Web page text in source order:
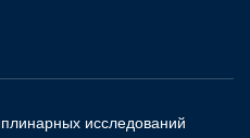
исследований